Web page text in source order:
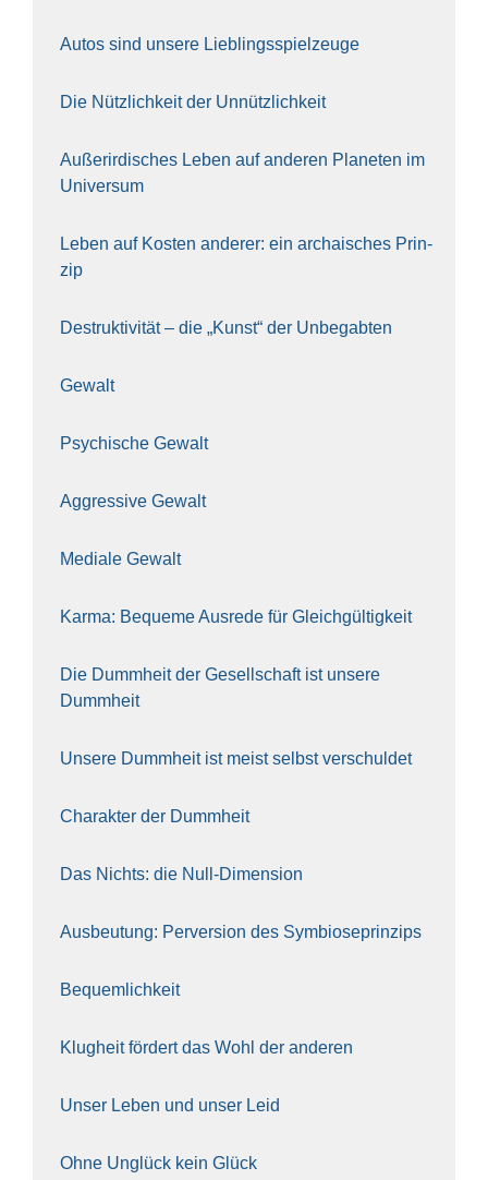
Autos sind unse­re Lieb­lings­spiel­zeu­ge
Die Nütz­lich­keit der Unnütz­lich­keit
Außer­ir­di­sches Leben auf ande­ren Pla­ne­ten im
Uni­ver­sum
Leben auf Kos­ten ande­rer: ein archai­sches Prin­
zip
Destruk­ti­vi­tät – die „Kunst“ der Unbe­gab­ten
Gewalt
Psy­chi­sche Gewalt
Aggres­si­ve Gewalt
Media­le Gewalt
Kar­ma: Beque­me Aus­re­de für Gleich­gül­tig­keit
Die Dumm­heit der Gesell­schaft ist unse­re
Dumm­heit
Unse­re Dumm­heit ist meist selbst ver­schul­det
Cha­rak­ter der Dumm­heit
Das Nichts: die Null-Dimen­si­on
Aus­beu­tung: Per­ver­si­on des Sym­bio­se­prin­zips
Bequem­lich­keit
Klug­heit för­dert das Wohl der ande­ren
Unser Leben und unser Leid
Ohne Unglück kein Glück